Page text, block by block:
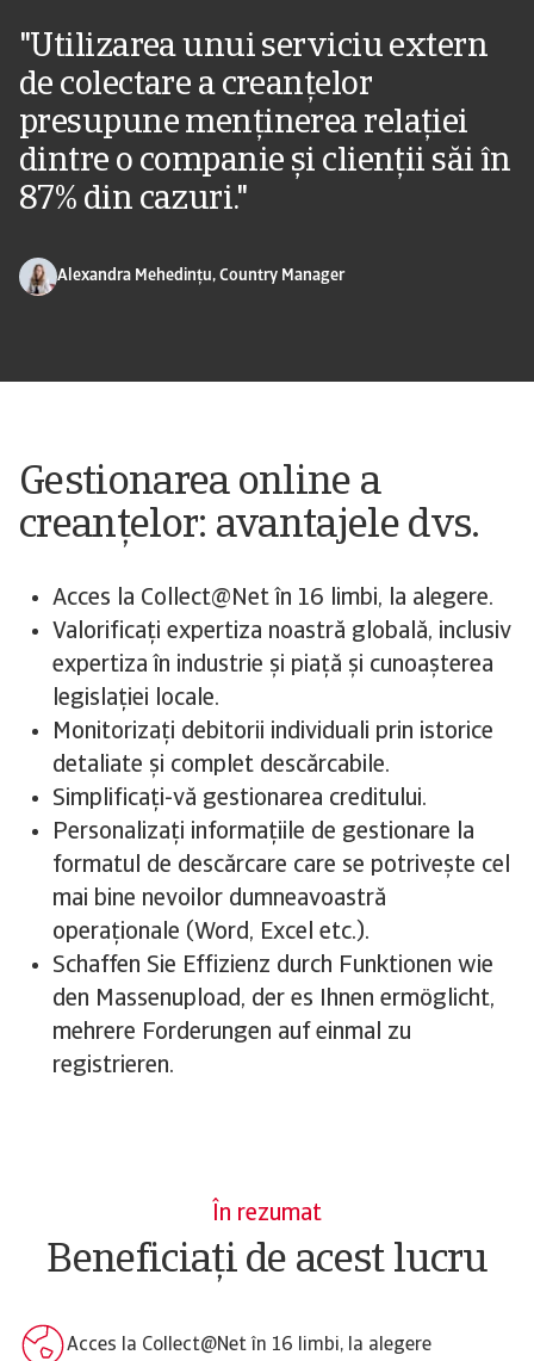
"Utilizarea unui serviciu extern
de colectare a creanțelor
presupune menținerea relației
dintre o companie și clienții săi în
87% din cazuri."
Alexandra Mehedințu, Country Manager
Gestionarea online a
creanțelor: avantajele dvs.
Acces la Collect@Net în 16 limbi, la alegere.
Valorificați expertiza noastră globală, inclusiv
expertiza în industrie și piață și cunoașterea
legislației locale.
Monitorizați debitorii individuali prin istorice
detaliate și complet descărcabile.
Simplificați-vă gestionarea creditului.
Personalizați informațiile de gestionare la
formatul de descărcare care se potrivește cel
mai bine nevoilor dumneavoastră
operaționale (Word, Excel etc.).
Schaffen Sie Effizienz durch Funktionen wie
den Massenupload, der es Ihnen ermöglicht,
mehrere Forderungen auf einmal zu
registrieren.
În rezumat
Beneficiați de acest lucru
Acces la Collect@Net în 16 limbi, la alegere